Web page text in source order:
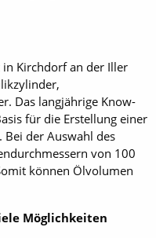
Kirchdorf an der Iller
Das langjährige Know-
für die Erstellung einer
Bei der Auswahl des
von 100
können Ölvolumen
Möglichkeiten